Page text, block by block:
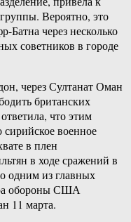
Вероятно, это
Батна через несколько
советников в городе
через Султанат Оман
британских
что этим
военное
в плен
в ходе сражений в
одним из главных
обороны США
11 марта.